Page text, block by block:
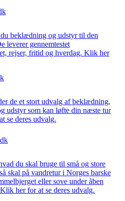
beklædning og udstyr til den
leverer gennemtestet
rejser, fritid og hverdag. Klik her
de et stort udvalg af beklædning,
udstyr som kan løfte din næste tur
se deres udvalg.
du skal bruge til små og store
skal på vandretur i Norges barske
eller sove under åben
her for at se deres udvalg.